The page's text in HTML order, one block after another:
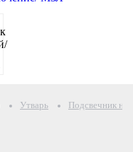
Утварь Подсвечник